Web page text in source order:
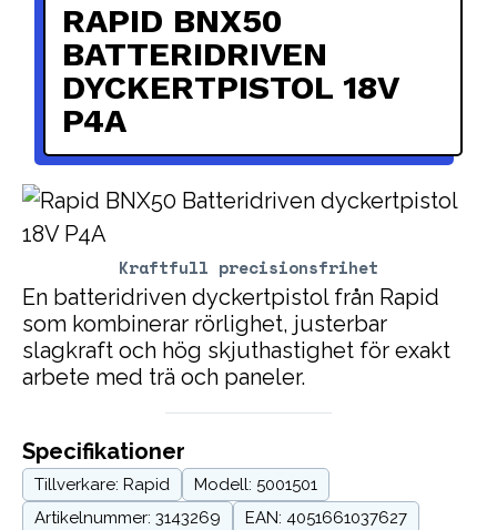
Kraftfull precisionsfrihet
RAPID BNX50
BATTERIDRIVEN
DYCKERTPISTOL 18V
P4A
En batteridriven dyckertpistol från Rapid
som kombinerar rörlighet, justerbar
slagkraft och hög skjut­hastighet för exakt
arbete med trä och paneler.
Specifikationer
Tillverkare: Rapid
Modell: 5001501
Artikelnummer: 3143269
EAN: 4051661037627